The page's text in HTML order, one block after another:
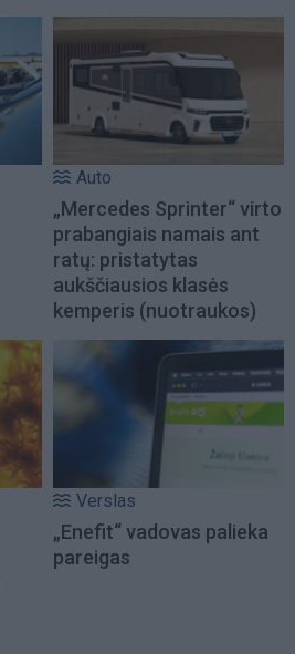
Auto
„Mercedes Sprinter“ virto
prabangiais namais ant
ratų: pristatytas
aukščiausios klasės
kemperis (nuotraukos)
Verslas
„Enefit“ vadovas palieka
pareigas